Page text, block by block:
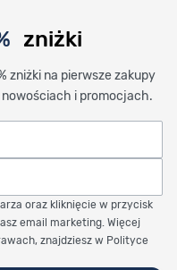
zniżki
zniżki na pierwsze zakupy
nowościach i promocjach.
oraz kliknięcie w przycisk
email marketing. Więcej
znajdziesz w Polityce